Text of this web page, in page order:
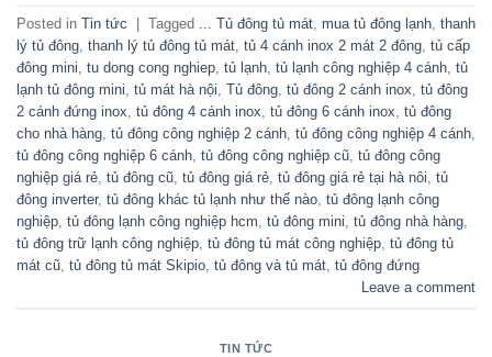
Posted in Tin tức Tagged ... Tủ đông tủ mát, mua tủ đông lạnh, thanh
lý tủ đông, thanh lý tủ đông tủ mát, tủ 4 cánh inox 2 mát 2 đông, tủ cấp
đông mini, tu dong cong nghiep, tủ lạnh, tủ lạnh công nghiệp 4 cánh, tủ
lạnh tủ đông mini, tủ mát hà nội, Tủ đông, tủ đông 2 cánh inox, tủ đông
2 cánh đứng inox, tủ đông 4 cánh inox, tủ đông 6 cánh inox, tủ đông
cho nhà hàng, tủ đông công nghiệp 2 cánh, tủ đông công nghiệp 4 cánh,
tủ đông công nghiệp 6 cánh, tủ đông công nghiệp cũ, tủ đông công
nghiệp giá rẻ, tủ đông cũ, tủ đông giá rẻ, tủ đông giá rẻ tại hà nôi, tủ
đông inverter, tủ đông khác tủ lạnh như thế nào, tủ đông lạnh công
nghiệp, tủ đông lạnh công nghiệp hcm, tủ đông mini, tủ đông nhà hàng,
tủ đông trữ lạnh công nghiệp, tủ đông tủ mát công nghiệp, tủ đông tủ
mát cũ, tủ đông tủ mát Skipio, tủ đông và tủ mát, tủ đông đứng
Leave a comment
TIN TỨC